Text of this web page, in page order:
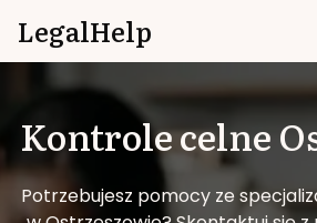
LegalHelp
Kontrole celne
Potrzebujesz pomocy ze